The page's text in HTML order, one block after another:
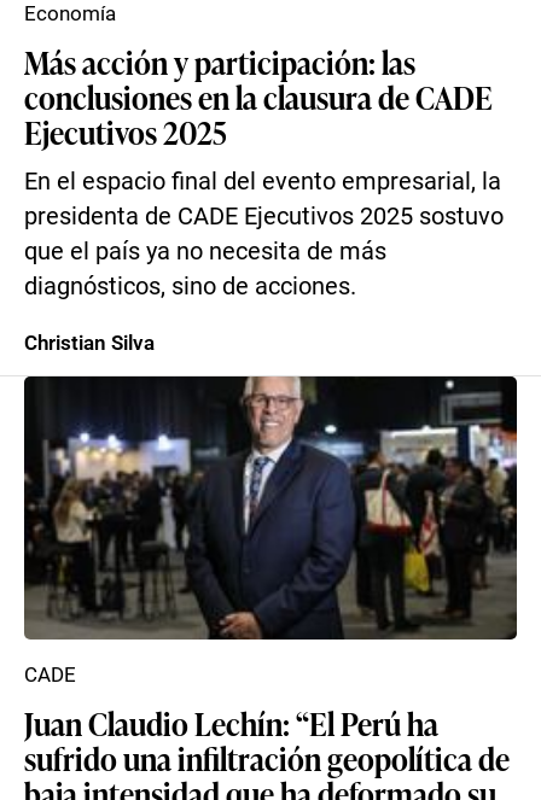
Más acción y participación: las
conclusiones en la clausura de CADE
Ejecutivos 2025
En el espacio final del evento empresarial, la
presidenta de CADE Ejecutivos 2025 sostuvo
que el país ya no necesita de más
diagnósticos, sino de acciones.
Economía
Christian Silva
Juan Claudio Lechín: “El Perú ha
sufrido una infiltración geopolítica de
CADE